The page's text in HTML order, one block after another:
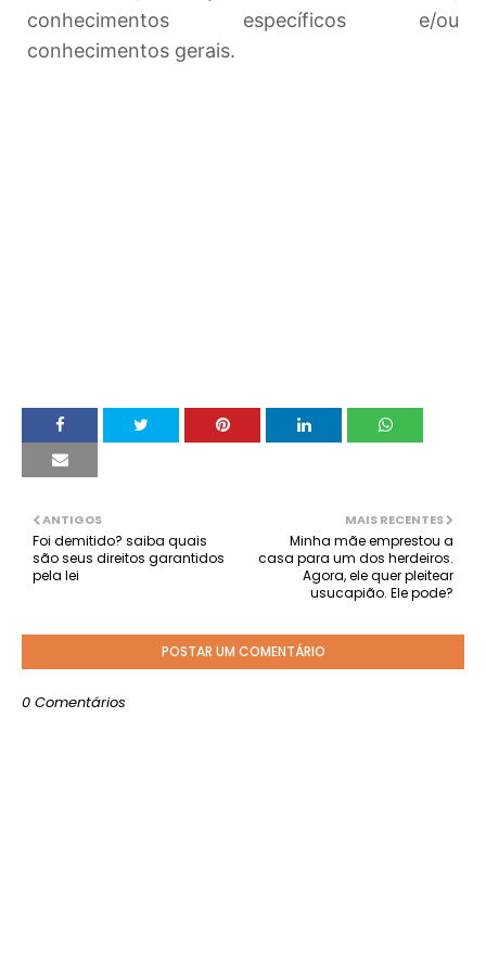
conhecimentos específicos e/ou
conhecimentos gerais.
MAIS RECENTES
Minha mãe emprestou a
casa para um dos herdeiros.
Agora, ele quer pleitear
usucapião. Ele pode?
ANTIGOS
Foi demitido? saiba quais
são seus direitos garantidos
pela lei
POSTAR UM COMENTÁRIO
0 Comentários